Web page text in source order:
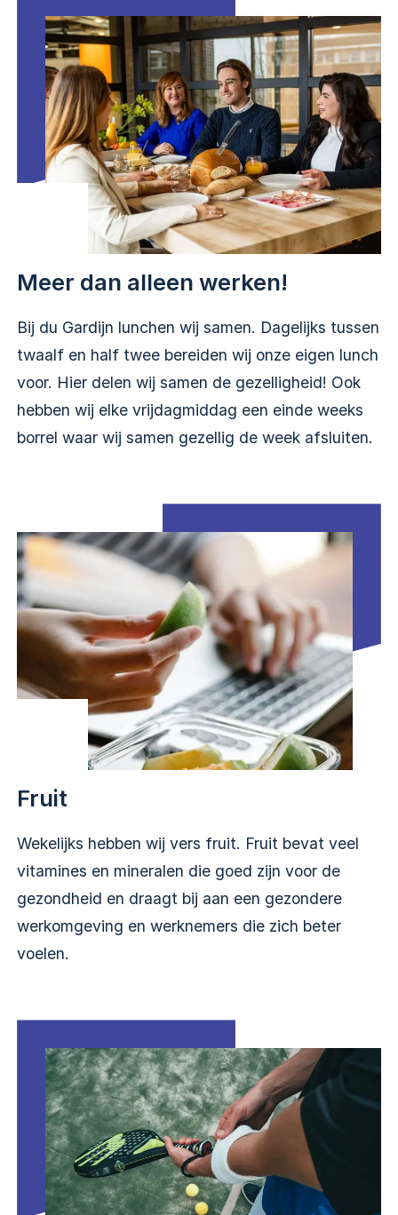
Meer dan alleen werken!
Bij du Gardijn lunchen wij samen. Dagelijks tussen
twaalf en half twee bereiden wij onze eigen lunch
voor. Hier delen wij samen de gezelligheid! Ook
hebben wij elke vrijdagmiddag een einde weeks
borrel waar wij samen gezellig de week afsluiten.
Fruit
Wekelijks hebben wij vers fruit. Fruit bevat veel
vitamines en mineralen die goed zijn voor de
gezondheid en draagt bij aan een gezondere
werkomgeving en werknemers die zich beter
voelen.